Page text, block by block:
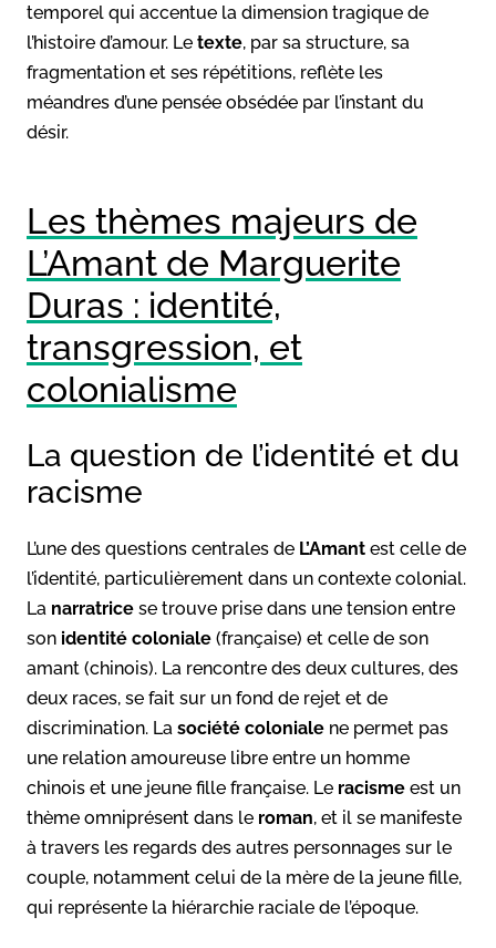
temporel qui accentue la dimension tragique de
l’histoire d’amour. Le texte, par sa structure, sa
fragmentation et ses répétitions, reflète les
méandres d’une pensée obsédée par l’instant du
désir.
Les thèmes majeurs de
L’Amant de Marguerite
Duras : identité,
transgression, et
colonialisme
La question de l’identité et du
racisme
L’une des questions centrales de L’Amant est celle de
l’identité, particulièrement dans un contexte colonial.
La narratrice se trouve prise dans une tension entre
son identité coloniale (française) et celle de son
amant (chinois). La rencontre des deux cultures, des
deux races, se fait sur un fond de rejet et de
discrimination. La société coloniale ne permet pas
une relation amoureuse libre entre un homme
chinois et une jeune fille française. Le racisme est un
thème omniprésent dans le roman, et il se manifeste
à travers les regards des autres personnages sur le
couple, notamment celui de la mère de la jeune fille,
qui représente la hiérarchie raciale de l’époque.